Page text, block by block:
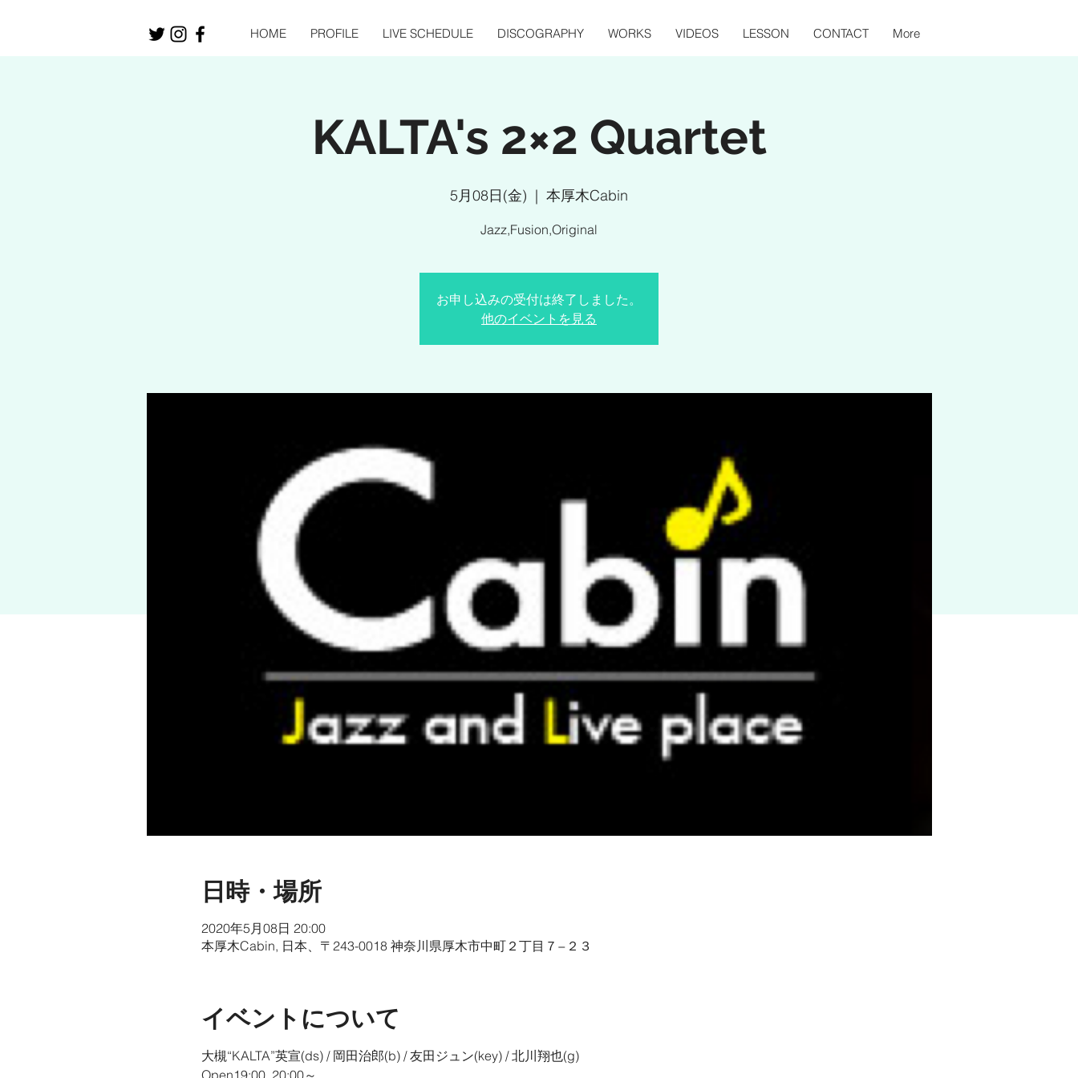
HOME PROFILE LIVE SCHEDULE DISCOGRAPHY WORKS VIDEOS LESSON CONTACT More
KALTA's 2×2 Quartet
5月08日(金)
  |
本厚木Cabin
Jazz,Fusion,Original
お申し込みの受付は終了しました。
他のイベントを見る
日時・場所
2020年5月08日 20:00
本厚木Cabin, 日本、〒243-0018 神奈川県厚木市中町２丁目７−２３
イベントについて
大槻“KALTA”英宣(ds) / 岡田治郎(b) / 友田ジュン(key) / 北川翔也(g)
Open19:00  20:00～